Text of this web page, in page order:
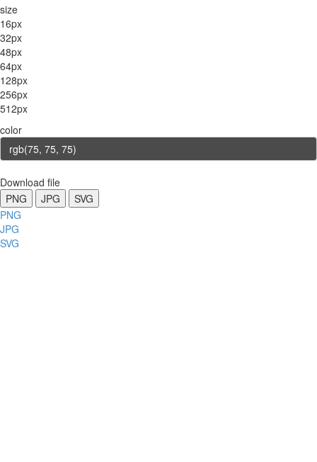
size
16px
32px
48px
64px
128px
256px
512px
color
Download file
PNG
JPG
SVG
PNG
JPG
SVG